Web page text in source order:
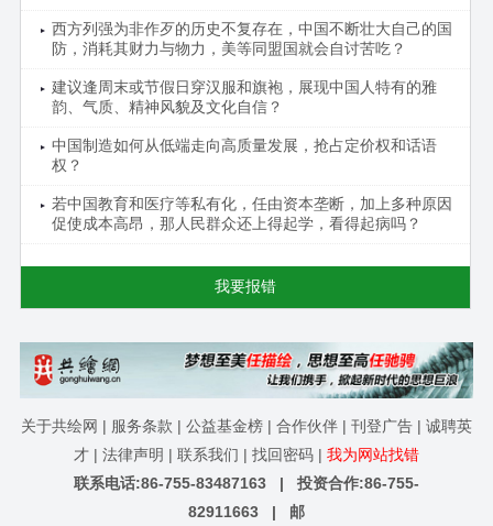
西方列强为非作歹的历史不复存在，中国不断壮大自己的国
防，消耗其财力与物力，美等同盟国就会自讨苦吃？
建议逢周末或节假日穿汉服和旗袍，展现中国人特有的雅
韵、气质、精神风貌及文化自信？
中国制造如何从低端走向高质量发展，抢占定价权和话语
权？
若中国教育和医疗等私有化，任由资本垄断，加上多种原因
促使成本高昂，那人民群众还上得起学，看得起病吗？
我要报错
关于共绘网 | 服务条款 | 公益基金榜 | 合作伙伴 | 刊登广告 | 诚聘英
才 | 法律声明 | 联系我们 | 找回密码 | 我为网站找错
联系电话:86-755-83487163 | 投资合作:86-755-
82911663 | 邮